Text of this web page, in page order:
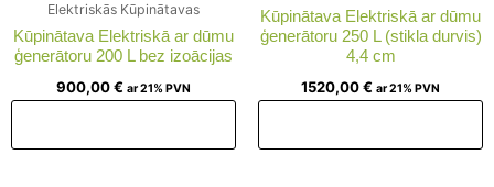
Elektriskās Kūpinātavas
Kūpinātava Elektriskā ar dūmu
ģenerātoru 200 L bez izoācijas
900,00€ ar 21% PVN
Kūpinātava Elektriskā ar dūmu
ģenerātoru 250 L (stikla durvis)
4,4 cm
1520,00€ ar 21% PVN